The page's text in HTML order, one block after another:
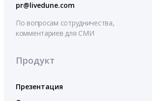
pr@livedune.com
По вопросам сотрудничества,
комментариев для СМИ
Продукт
Презентация